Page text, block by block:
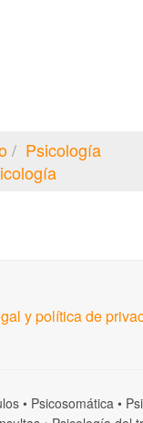
Psicología
y política de
• Psicosomática •